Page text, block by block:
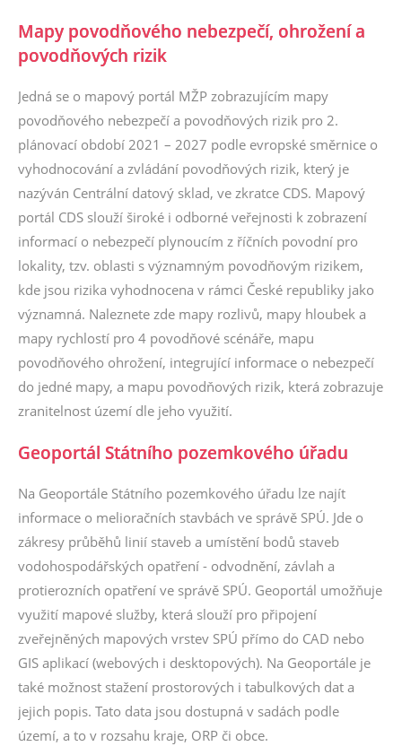
Mapy povodňového nebezpečí, ohrožení a
povodňových rizik
Jedná se o mapový portál MŽP zobrazujícím mapy
povodňového nebezpečí a povodňových rizik pro 2.
plánovací období 2021 – 2027 podle evropské směrnice o
vyhodnocování a zvládání povodňových rizik, který je
nazýván Centrální datový sklad, ve zkratce CDS. Mapový
portál CDS slouží široké i odborné veřejnosti k zobrazení
informací o nebezpečí plynoucím z říčních povodní pro
lokality, tzv. oblasti s významným povodňovým rizikem,
kde jsou rizika vyhodnocena v rámci České republiky jako
významná. Naleznete zde mapy rozlivů, mapy hloubek a
mapy rychlostí pro 4 povodňové scénáře, mapu
povodňového ohrožení, integrující informace o nebezpečí
do jedné mapy, a mapu povodňových rizik, která zobrazuje
zranitelnost území dle jeho využití.
Geoportál Státního pozemkového úřadu
Na Geoportále Státního pozemkového úřadu lze najít
informace o melioračních stavbách ve správě SPÚ. Jde o
zákresy průběhů linií staveb a umístění bodů staveb
vodohospodářských opatření - odvodnění, závlah a
protierozních opatření ve správě SPÚ. Geoportál umožňuje
využití mapové služby, která slouží pro připojení
zveřejněných mapových vrstev SPÚ přímo do CAD nebo
GIS aplikací (webových i desktopových). Na Geoportále je
také možnost stažení prostorových i tabulkových dat a
jejich popis. Tato data jsou dostupná v sadách podle
území, a to v rozsahu kraje, ORP či obce.